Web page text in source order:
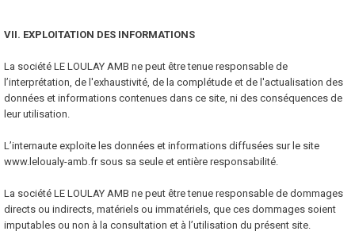
VII. EXPLOITATION DES INFORMATIONS
La société LE LOULAY AMB ne peut être tenue responsable de
l’interprétation, de l'exhaustivité, de la complétude et de l'actualisation des
données et informations contenues dans ce site, ni des conséquences de
leur utilisation.
L’internaute exploite les données et informations diffusées sur le site
www.leloualy-amb.fr sous sa seule et entière responsabilité.
La société LE LOULAY AMB ne peut être tenue responsable de dommages
directs ou indirects, matériels ou immatériels, que ces dommages soient
imputables ou non à la consultation et à l’utilisation du présent site.